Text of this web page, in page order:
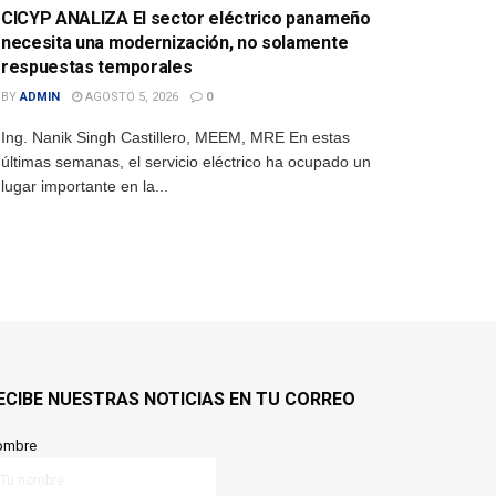
CICYP ANALIZA El sector eléctrico panameño
necesita una modernización, no solamente
respuestas temporales
BY ADMIN AGOSTO 5, 2026 0
Ing. Nanik Singh Castillero, MEEM, MRE En estas
últimas semanas, el servicio eléctrico ha ocupado un
lugar importante en la...
NUESTRAS NOTICIAS EN TU CORREO